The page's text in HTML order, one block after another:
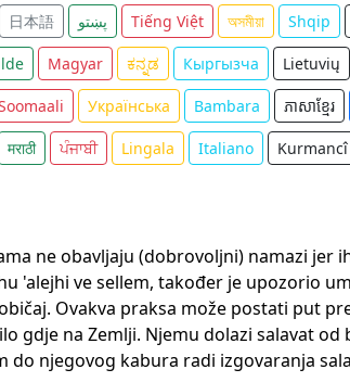
日本語 پښتو Tiếng Việt অসমীয়া Shqip
Magyar ಕನ್ನಡ Кыргызча Lietuvių
Українська Bambara ភាសាខ្មែរ
मराठी ਪੰਜਾਬੀ Lingala Italiano Kurmancî
ne obavljaju (dobrovoljni) namazi jer
'alejhi ve sellem, također je upozorio
Ovakva praksa može postati put
gdje na Zemlji. Njemu dolazi salavat
njegovog kabura radi izgovaranja